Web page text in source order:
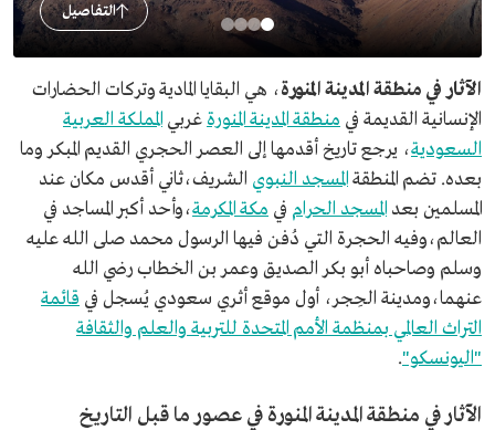
التفاصيل
الآثار في منطقة المدينة المنورة، هي البقايا المادية وتركات الحضارات
الإنسانية القديمة في منطقة المدينة المنورة غربي المملكة العربية
السعودية، يرجع تاريخ أقدمها إلى العصر الحجري القديم المبكر وما
بعده. تضم المنطقةالمسجد النبوي الشريف،ثاني أقدس مكان عند
المسلمين بعد المسجد الحرام في مكة المكرمة،وأحد أكبر المساجد في
العالم،وفيه الحجرة التي دُفن فيها الرسول محمد صلى الله عليه
وسلم وصاحباه أبو بكر الصديق وعمر بن الخطاب رضي الله
عنهما،ومدينة الحِجر، أول موقع أثري سعودي يُسجل في قائمة
التراث العالمي بمنظمة الأمم المتحدة للتربية والعلم والثقافة
"اليونسكو".
الآثار في منطقة المدينة المنورة في عصور ما قبل التاريخ